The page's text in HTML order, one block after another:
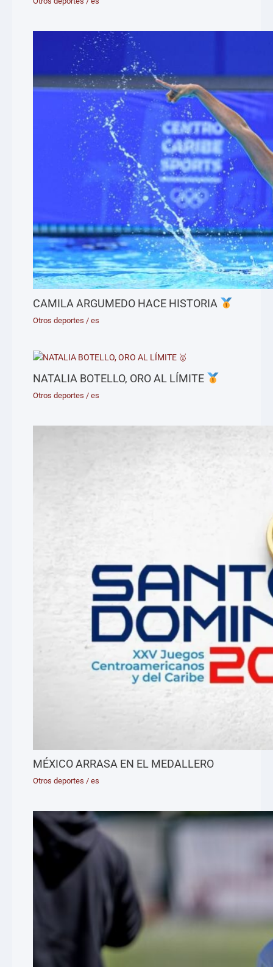
CAMILA ARGUMEDO HACE HISTORIA
Otros deportes /es
NATALIA BOTELLO, ORO AL LÍMITE
Otros deportes /es
MÉXICO ARRASA EN EL MEDALLERO
Otros deportes /es